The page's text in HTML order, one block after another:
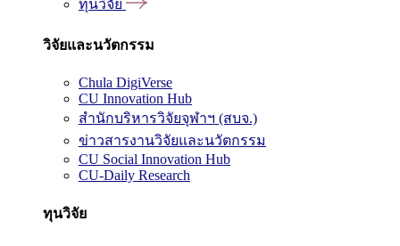
ทุนวิจัย
วิจัยและนวัตกรรม
Chula DigiVerse
CU Innovation Hub
สำนักบริหารวิจัยจุฬาฯ (สบจ.)
ข่าวสารงานวิจัยและนวัตกรรม
CU Social Innovation Hub
CU-Daily Research
ทุนวิจัย